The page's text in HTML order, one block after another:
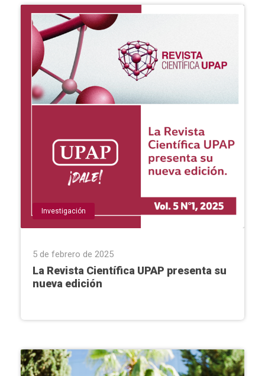
Investigación
5 de febrero de 2025
La Revista Científica UPAP presenta su
nueva edición